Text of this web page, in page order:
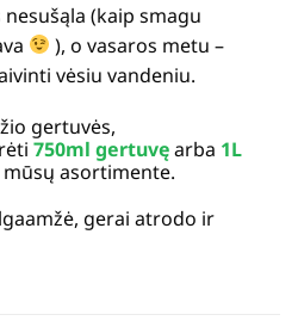
(kaip smagu
), o vasaros metu –
vėsiu vandeniu.
gertuvės,
750ml gertuvęarba 1L
mūsų asortimente.
gerai atrodo ir